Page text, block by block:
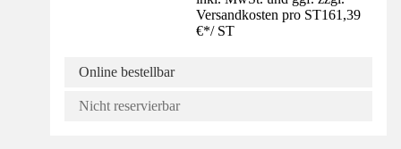
Versandkosten pro ST161,39
€*/ ST
Online bestellbar
Nicht reservierbar